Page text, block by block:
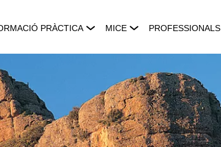
PRÀCTICA MICE PROFESSIONALS